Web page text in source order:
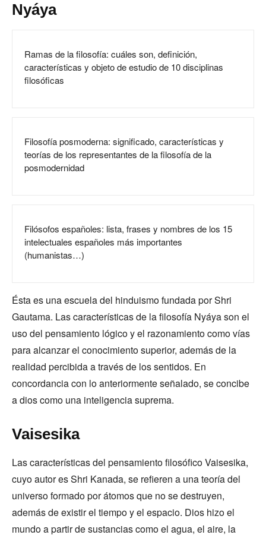
Nyáya
Ramas de la filosofía: cuáles son, definición,
características y objeto de estudio de 10 disciplinas
filosóficas
Filosofía posmoderna: significado, características y
teorías de los representantes de la filosofía de la
posmodernidad
Filósofos españoles: lista, frases y nombres de los 15
intelectuales españoles más importantes
(humanistas…)
Ésta es una escuela del hinduismo fundada por Shri
Gautama. Las características de la filosofía Nyáya son el
uso del pensamiento lógico y el razonamiento como vías
para alcanzar el conocimiento superior, además de la
realidad percibida a través de los sentidos. En
concordancia con lo anteriormente señalado, se concibe
a dios como una inteligencia suprema.
Vaisesika
Las características del pensamiento filosófico Vaisesika,
cuyo autor es Shri Kanada, se refieren a una teoría del
universo formado por átomos que no se destruyen,
además de existir el tiempo y el espacio. Dios hizo el
mundo a partir de sustancias como el agua, el aire, la